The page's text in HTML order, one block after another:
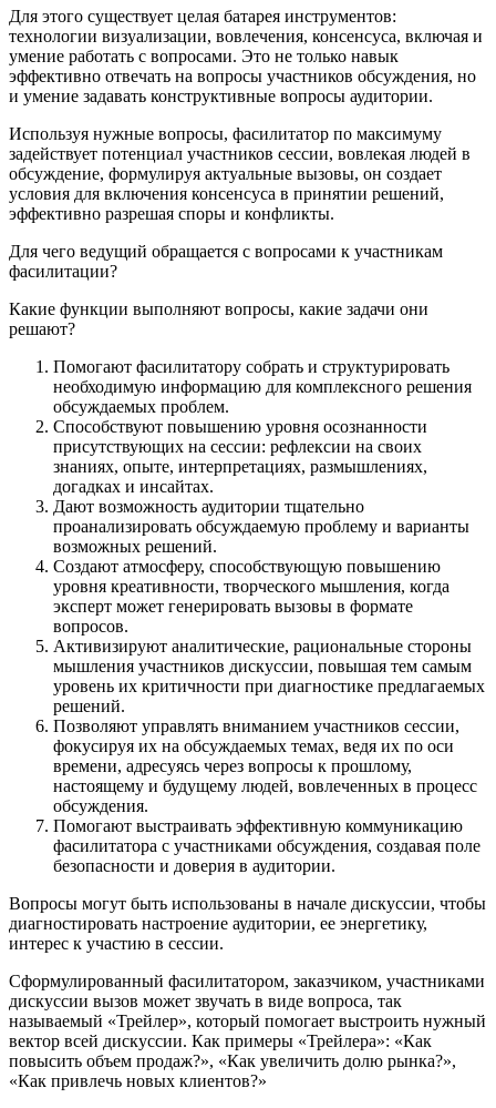
Для этого существует целая батарея инструментов:
технологии визуализации, вовлечения, консенсуса, включая и
умение работать с вопросами. Это не только навык
эффективно отвечать на вопросы участников обсуждения, но
и умение задавать конструктивные вопросы аудитории.
Используя нужные вопросы, фасилитатор по максимуму
задействует потенциал участников сессии, вовлекая людей в
обсуждение, формулируя актуальные вызовы, он создает
условия для включения консенсуса в принятии решений,
эффективно разрешая споры и конфликты.
Для чего ведущий обращается с вопросами к участникам
фасилитации?
Какие функции выполняют вопросы, какие задачи они
решают?
Помогают фасилитатору собрать и структурировать
необходимую информацию для комплексного решения
обсуждаемых проблем.
Способствуют повышению уровня осознанности
присутствующих на сессии: рефлексии на своих
знаниях, опыте, интерпретациях, размышлениях,
догадках и инсайтах.
Дают возможность аудитории тщательно
проанализировать обсуждаемую проблему и варианты
возможных решений.
Создают атмосферу, способствующую повышению
уровня креативности, творческого мышления, когда
эксперт может генерировать вызовы в формате
вопросов.
Активизируют аналитические, рациональные стороны
мышления участников дискуссии, повышая тем самым
уровень их критичности при диагностике предлагаемых
решений.
Позволяют управлять вниманием участников сессии,
фокусируя их на обсуждаемых темах, ведя их по оси
времени, адресуясь через вопросы к прошлому,
настоящему и будущему людей, вовлеченных в процесс
обсуждения.
Помогают выстраивать эффективную коммуникацию
фасилитатора с участниками обсуждения, создавая поле
безопасности и доверия в аудитории.
Вопросы могут быть использованы в начале дискуссии, чтобы
диагностировать настроение аудитории, ее энергетику,
интерес к участию в сессии.
Сформулированный фасилитатором, заказчиком, участниками
дискуссии вызов может звучать в виде вопроса, так
называемый «Трейлер», который помогает выстроить нужный
вектор всей дискуссии. Как примеры «Трейлера»: «Как
повысить объем продаж?», «Как увеличить долю рынка?»,
«Как привлечь новых клиентов?»